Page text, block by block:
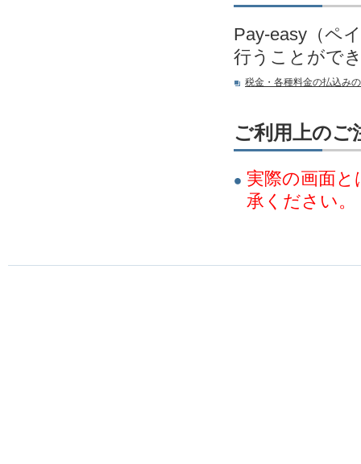
Pay-easy（ペ
行うことがで
税金・各種料金の払込み
ご利用上のご
実際の画面
承ください。